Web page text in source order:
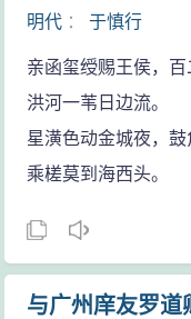
明代 ：于慎行
亲函玺绶赐王侯，百
洪河一苇日边流。
星潢色动金城夜，鼓
乘槎莫到海西头。
与广州庠友罗道